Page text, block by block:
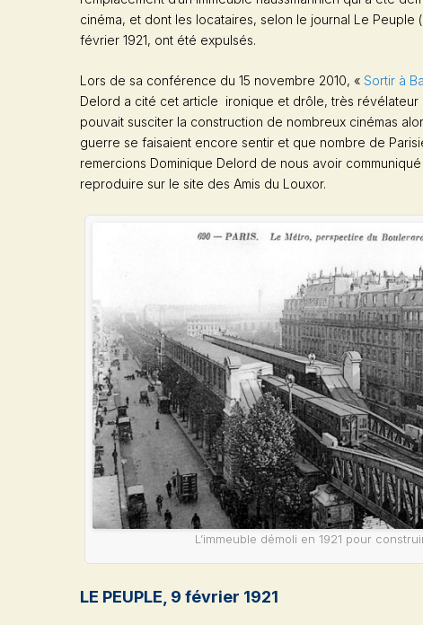
cinéma, et dont les locataires, selon le journal Le Peuple
février 1921, ont été expulsés.
Lors de sa conférence du 15 novembre 2010, « Sortir à
Delord a cité cet article ironique et drôle, très révélateur
pouvait susciter la construction de nombreux cinémas
guerre se faisaient encore sentir et que nombre de
remercions Dominique Delord de nous avoir
reproduire sur le site des Amis du Louxor.
L’immeuble démoli en 1921 pour
LE PEUPLE, 9 février 1921